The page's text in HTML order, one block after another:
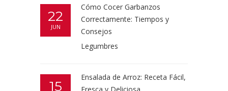
22
JUN
Cómo Cocer Garbanzos
Correctamente: Tiempos y
Consejos
Legumbres
15
Ensalada de Arroz: Receta Fácil,